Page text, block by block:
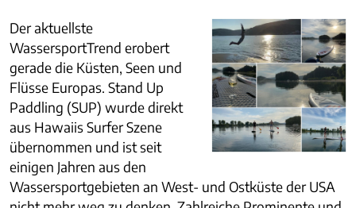
Der aktuellste
WassersportTrend erobert
gerade die Küsten, Seen und
Flüsse Europas. Stand Up
Paddling (SUP) wurde direkt
aus Hawaiis Surfer Szene
übernommen und ist seit
einigen Jahren aus den
Wassersportgebieten an West- und Ostküste der USA